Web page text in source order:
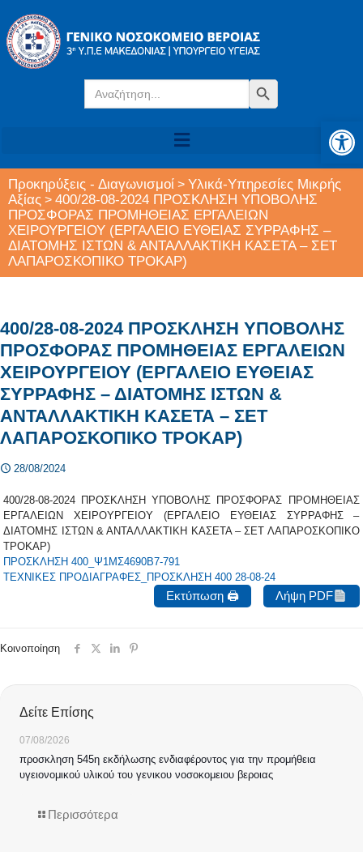
Search
for:
Search Button
Προκηρύξεις - Διαγωνισμοί > Υλικά-Υπηρεσίες Μικρής
Αξίας > 400/28-08-2024 ΠΡΟΣΚΛΗΣΗ ΥΠΟΒΟΛΗΣ
ΠΡΟΣΦΟΡΑΣ ΠΡΟΜΗΘΕΙΑΣ ΕΡΓΑΛΕΙΩΝ
ΧΕΙΡΟΥΡΓΕΙΟΥ (ΕΡΓΑΛΕΙΟ ΕΥΘΕΙΑΣ ΣΥΡΡΑΦΗΣ –
ΔΙΑΤΟΜΗΣ ΙΣΤΩΝ & ΑΝΤΑΛΛΑΚΤΙΚΗ ΚΑΣΕΤΑ – ΣΕΤ
ΛΑΠΑΡΟΣΚΟΠΙΚΟ ΤΡΟΚΑΡ)
400/28-08-2024 ΠΡΟΣΚΛΗΣΗ ΥΠΟΒΟΛΗΣ
ΠΡΟΣΦΟΡΑΣ ΠΡΟΜΗΘΕΙΑΣ ΕΡΓΑΛΕΙΩΝ
ΧΕΙΡΟΥΡΓΕΙΟΥ (ΕΡΓΑΛΕΙΟ ΕΥΘΕΙΑΣ
ΣΥΡΡΑΦΗΣ – ΔΙΑΤΟΜΗΣ ΙΣΤΩΝ &
ΑΝΤΑΛΛΑΚΤΙΚΗ ΚΑΣΕΤΑ – ΣΕΤ
ΛΑΠΑΡΟΣΚΟΠΙΚΟ ΤΡΟΚΑΡ)
28/08/2024
400/28-08-2024 ΠΡΟΣΚΛΗΣΗ ΥΠΟΒΟΛΗΣ ΠΡΟΣΦΟΡΑΣ ΠΡΟΜΗΘΕΙΑΣ
ΕΡΓΑΛΕΙΩΝ ΧΕΙΡΟΥΡΓΕΙΟΥ (ΕΡΓΑΛΕΙΟ ΕΥΘΕΙΑΣ ΣΥΡΡΑΦΗΣ –
ΔΙΑΤΟΜΗΣ ΙΣΤΩΝ & ΑΝΤΑΛΛΑΚΤΙΚΗ ΚΑΣΕΤΑ – ΣΕΤ ΛΑΠΑΡΟΣΚΟΠΙΚΟ
ΤΡΟΚΑΡ)
ΠΡΟΣΚΛΗΣΗ 400_Ψ1ΜΣ4690Β7-791
ΤΕΧΝΙΚΕΣ ΠΡΟΔΙΑΓΡΑΦΕΣ_ΠΡΟΣΚΛΗΣΗ 400 28-08-24
Εκτύπωση 🖨 Λήψη PDF
Κοινοποίηση
Δείτε Επίσης
07/08/2026
προσκληση 545η εκδήλωσης ενδιαφέροντος για την προμήθεια
υγειονομικού υλικού του γενικου νοσοκομειου βεροιας
Περισσότερα